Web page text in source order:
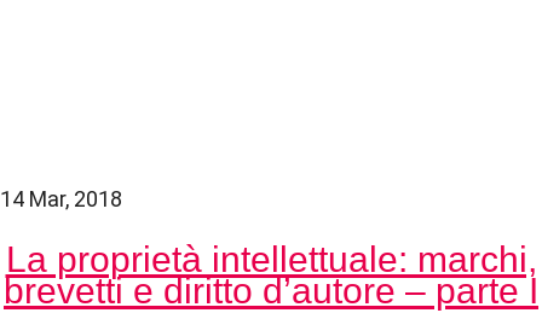
14 Mar, 2018
La proprietà intellettuale: marchi,
brevetti e diritto d’autore – parte I